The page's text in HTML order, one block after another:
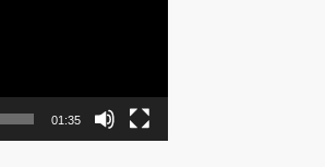
01:35